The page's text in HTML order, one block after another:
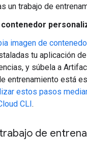
un trabajo de
contenedor
imagen de
tu aplicación
y súbela a
entrenamiento está
estos pasos
CLI.
de